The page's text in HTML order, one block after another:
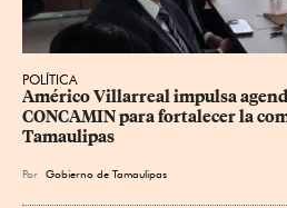
POLÍTICA
Américo Villarreal impulsa
CONCAMIN para fortalecer la
Tamaulipas
Por Gobierno de Tamaulipas